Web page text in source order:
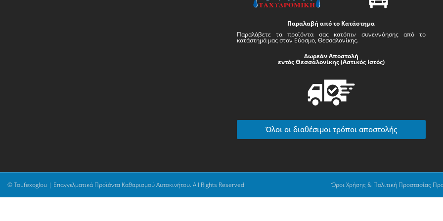
Παραλαβή από το Κατάστημα
Παραλάβετε τα προϊόντα σας κατόπιν συνεννόησης από το
κατάστημά μας στον Εύοσμο, Θεσσαλονίκης.
Δωρεάν Αποστολή
εντός Θεσσαλονίκης (Αστικός Ιστός)
Όλοι οι διαθέσιμοι τρόποι αποστολής
© Toufexoglou | Επαγγελματικά Προϊόντα Καθαρισμού Αυτοκινήτου. All Rights Reserved. Όροι Χρήσης & Πολιτική Προστασίας